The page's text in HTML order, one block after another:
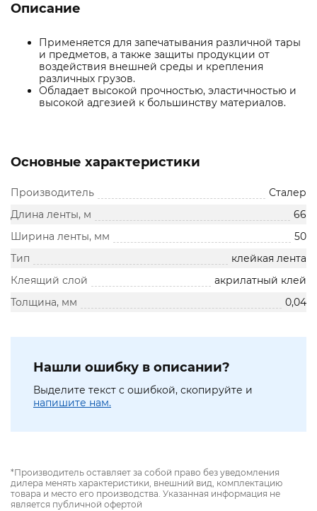
Описание
Применяется для запечатывания различной тары
и предметов, а также защиты продукции от
воздействия внешней среды и крепления
различных грузов.
Обладает высокой прочностью, эластичностью и
высокой адгезией к большинству материалов.
Основные характеристики
Производитель
Сталер
Длина ленты, м
66
Ширина ленты, мм
50
Тип
клейкая лента
Клеящий слой
акрилатный клей
Толщина, мм
0,04
Нашли ошибку в описании?
Выделите текст с ошибкой, скопируйте и
напишите нам.
*Производитель оставляет за собой право без уведомления
дилера менять характеристики, внешний вид, комплектацию
товара и место его производства. Указанная информация не
является публичной офертой